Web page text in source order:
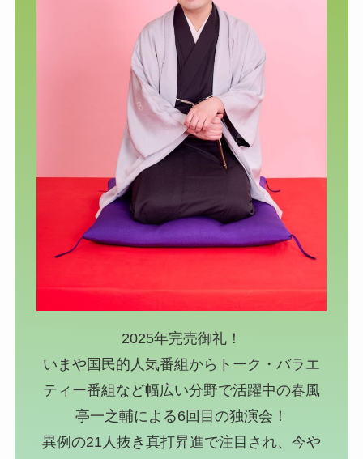
2025年完売御礼！
いまや国民的人気番組からトーク・バラエ
ティー番組など幅広い分野で活躍中の春風
亭一之輔による6回目の独演会！
異例の21人抜き真打昇進で注目され、今や